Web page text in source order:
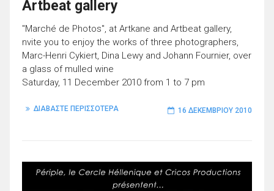
Artbeat gallery
"Marché de Photos", at Artkane and Artbeat gallery,
nvite you to enjoy the works of three photographers,
Marc-Henri Cykiert, Dina Lewy and Johann Fournier, over
a glass of mulled wine
Saturday, 11 December 2010 from 1 to 7 pm
ΔΙΑΒΑΣΤΕ ΠΕΡΙΣΣΟΤΕΡΑ 16 ΔΕΚΕΜΒΡΊΟΥ 2010